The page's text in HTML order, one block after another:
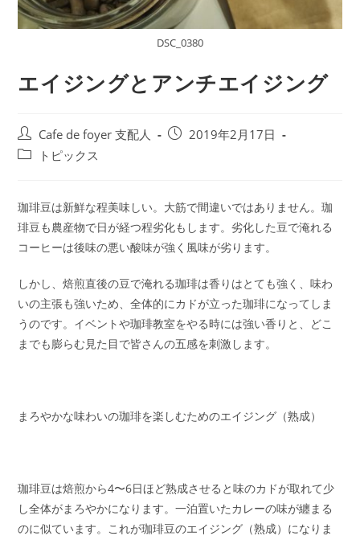
DSC_0380
エイジングとアンチエイジング
投
稿
Cafe de foyer 支配人
投
日:
2019年2月17日
投
テ
ゴ
ー:
トピックス
珈琲豆は新鮮な程美味しい。大筋で間違いではありません。珈
琲豆も農産物で日が経つ程劣化もします。劣化した豆で淹れる
コーヒーは後味の悪い酸味が強く風味が劣ります。
しかし、焙煎直後の豆で淹れる珈琲は香りはとても強く、味わ
いの主張も強いため、全体的にカドが立った珈琲になってしま
うのです。イベントや珈琲教室をやる時には強い香りと、どこ
までも膨らむ見た目で皆さんの五感を刺激します。
まろやかな味わいの珈琲を楽しむためのエイジング（熟成）
珈琲豆は焙煎から4〜6日ほど熟成させると味のカドが取れて少
し全体がまろやかになります。一泊置いたカレーの味が纏まる
のに似ています。これが珈琲豆のエイジング（熟成）になりま